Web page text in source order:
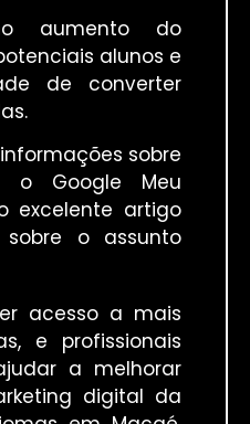
aumento do
alunos e
de converter
sobre
o Google Meu
excelente artigo
sobre o assunto
acesso a mais
e profissionais
a melhorar
digital da